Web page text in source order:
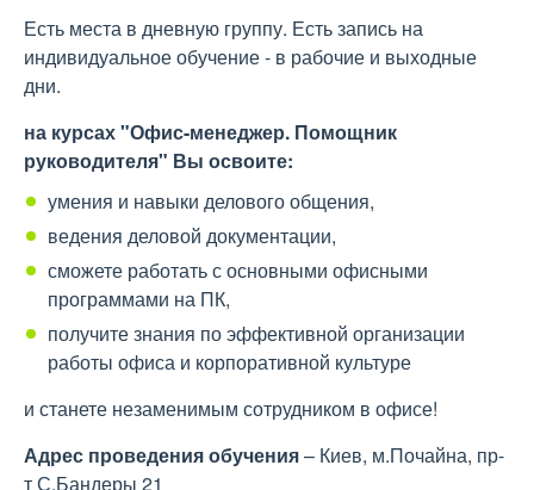
Есть места в дневную группу. Есть запись на
индивидуальное обучение - в рабочие и выходные
дни.
на курсах "Офис-менеджер. Помощник
руководителя" Вы освоите:
умения и навыки делового общения,
ведения деловой документации,
сможете работать с основными офисными
программами на ПК,
получите знания по эффективной организации
работы офиса и корпоративной культуре
и станете незаменимым сотрудником в офисе!
Адрес проведения обучения– Киев, м.Почайна, пр-
т С.Бандеры 21